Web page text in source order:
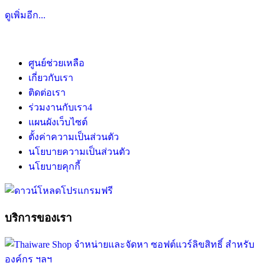
ดูเพิ่มอีก...
ศูนย์ช่วยเหลือ
เกี่ยวกับเรา
ติดต่อเรา
ร่วมงานกับเรา4
แผนผังเว็บไซต์
ตั้งค่าความเป็นส่วนตัว
นโยบายความเป็นส่วนตัว
นโยบายคุกกี้
บริการของเรา